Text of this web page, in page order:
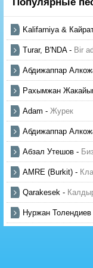
Kalifarniya &
Turar, B'NDA- Bir
Абдижаппар
Рахымжан
Adam - Журек
Абдижаппар
Абзал Утешов -
AMRE (Burkit) -
Qarakesek -
Нуржан Толендиев